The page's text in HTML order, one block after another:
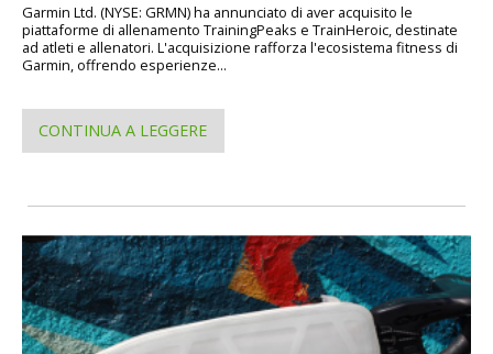
Garmin Ltd. (NYSE: GRMN) ha annunciato di aver acquisito le
piattaforme di allenamento TrainingPeaks e TrainHeroic, destinate
ad atleti e allenatori. L'acquisizione rafforza l'ecosistema fitness di
Garmin, offrendo esperienze...
CONTINUA A LEGGERE